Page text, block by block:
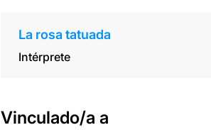
La rosa tatuada
Intérprete
Vinculado/a a